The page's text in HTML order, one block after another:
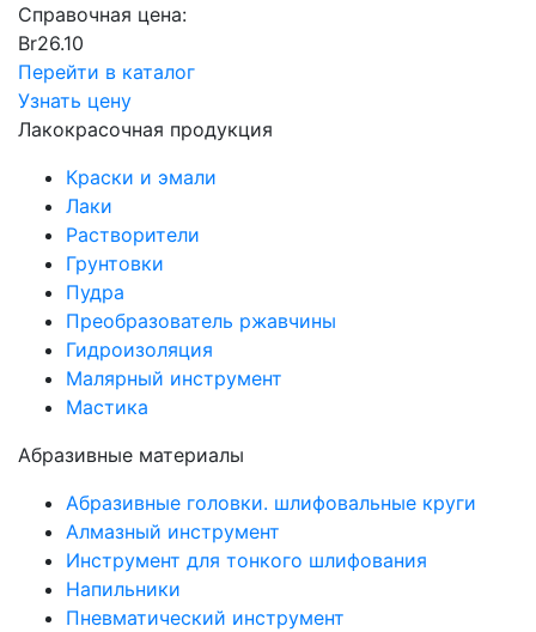
Справочная цена:
Br26.10
Перейти в каталог
Узнать цену
Лакокрасочная продукция
Краски и эмали
Лаки
Растворители
Грунтовки
Пудра
Преобразователь ржавчины
Гидроизоляция
Малярный инструмент
Мастика
Абразивные материалы
Абразивные головки. шлифовальные круги
Алмазный инструмент
Инструмент для тонкого шлифования
Напильники
Пневматический инструмент